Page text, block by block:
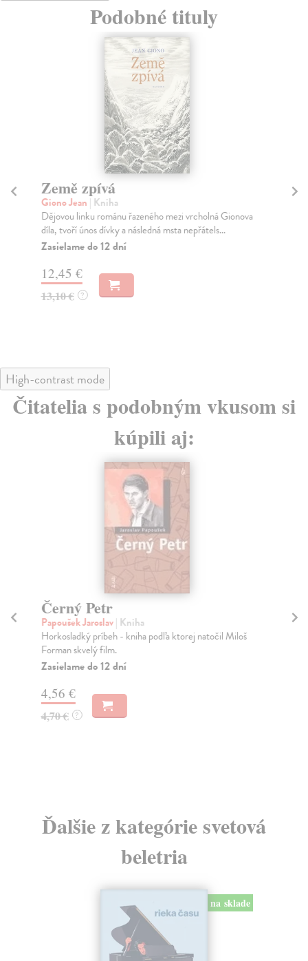
Podobné tituly
Země zpívá
Giono Jean | Kniha
Dějovou linku románu řazeného mezi vrcholná Gionova
díla, tvoří únos dívky a následná msta nepřátels...
Zasielame do 12 dní
12,45 €
13,10 € ?
High-contrast mode
Čitatelia s podobným vkusom si
kúpili aj:
Černý Petr
Papoušek Jaroslav| Kniha
Horkosladký príbeh - kniha podľa ktorej natočil Miloš
Forman skvelý film.
Zasielame do 12 dní
4,56 €
4,70 € ?
Ďalšie z kategórie svetová
beletria
na sklade